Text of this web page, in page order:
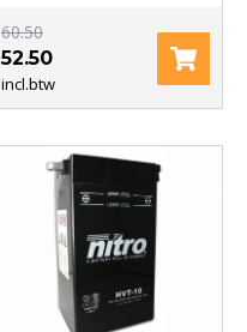
60.50
52.50
incl.btw